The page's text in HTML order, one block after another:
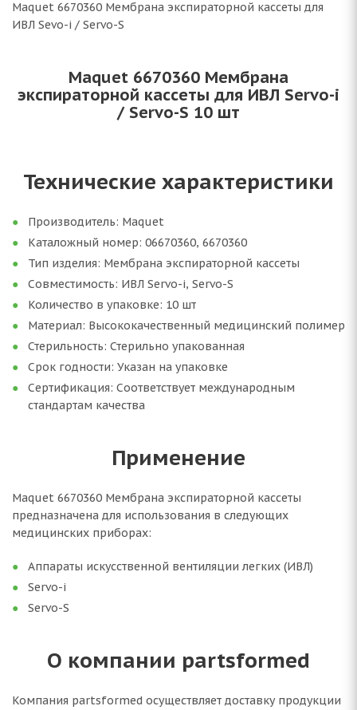
Maquet 6670360 Мембрана экспираторной кассеты для
ИВЛ Sevo-i / Servo-S
Maquet 6670360 Мембрана
экспираторной кассеты для ИВЛ Servo-i
/ Servo-S 10 шт
Технические характеристики
Производитель: Maquet
Каталожный номер: 06670360, 6670360
Тип изделия: Мембрана экспираторной кассеты
Совместимость: ИВЛ Servo-i, Servo-S
Количество в упаковке: 10 шт
Материал: Высококачественный медицинский полимер
Стерильность: Стерильно упакованная
Срок годности: Указан на упаковке
Сертификация: Соответствует международным
стандартам качества
Применение
Maquet 6670360 Мембрана экспираторной кассеты
предназначена для использования в следующих
медицинских приборах:
Аппараты искусственной вентиляции легких (ИВЛ)
Servo-i
Servo-S
О компании partsformed
Компания partsformed осуществляет доставку продукции